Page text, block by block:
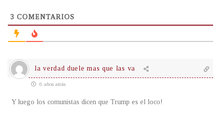
3 COMENTARIOS
la verdad duele mas que las va
6 años atrás
Y luego los comunistas dicen que Trump es el loco!